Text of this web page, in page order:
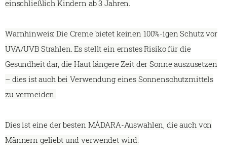
einschließlich Kindern ab 3 Jahren.
Warnhinweis: Die Creme bietet keinen 100%-igen Schutz vor
UVA/UVB Strahlen. Es stellt ein ernstes Risiko für die
Gesundheit dar, die Haut längere Zeit der Sonne auszusetzen
– dies ist auch bei Verwendung eines Sonnenschutzmittels
zu vermeiden.
Dies ist eine der besten MÁDARA-Auswahlen, die auch von
Männern geliebt und verwendet wird.